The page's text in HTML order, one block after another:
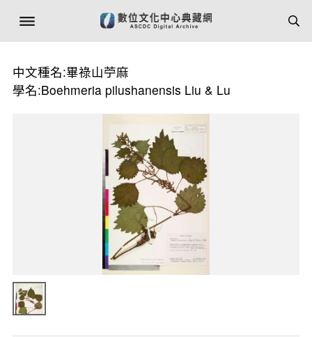
中文種名:畢祿山苧麻
學名:Boehmeria pilushanensis Liu & Lu